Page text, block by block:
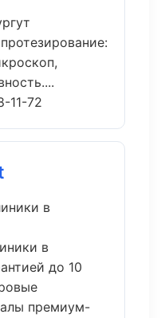
11-72
в
в
до 10
премиум-